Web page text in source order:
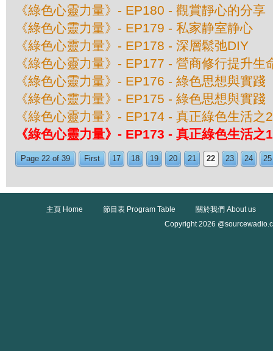
《綠色心靈力量》- EP180 - 觀賞靜心的分享
《綠色心靈力量》- EP179 - 私家静室静心
《綠色心靈力量》- EP178 - 深層鬆弛DIY
《綠色心靈力量》- EP177 - 營商修行提升生
《綠色心靈力量》- EP176 - 綠色思想與實踐
《綠色心靈力量》- EP175 - 綠色思想與實踐
《綠色心靈力量》- EP174 - 真正綠色生活之
《綠色心靈力量》- EP173 - 真正綠色生活之
Page 22 of 39 First 17 18 19 20 21 22 23 24 25
主頁 Home 節目表 Program Table
關於我們 About us
Copyright 2026